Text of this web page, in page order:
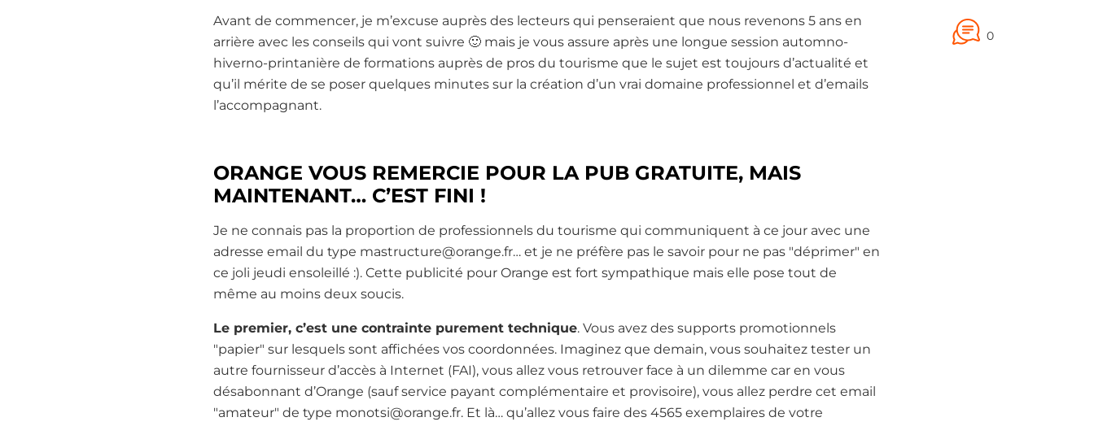
0
Avant de commencer, je m’excuse auprès des lecteurs qui penseraient que nous revenons 5 ans en
arrière avec les conseils qui vont suivre 🙂 mais je vous assure après une longue session automno-
hiverno-printanière de formations auprès de pros du tourisme que le sujet est toujours d’actualité et
qu’il mérite de se poser quelques minutes sur la création d’un vrai domaine professionnel et d’emails
l’accompagnant.
ORANGE VOUS REMERCIE POUR LA PUB GRATUITE, MAIS
MAINTENANT… C’EST FINI !
Je ne connais pas la proportion de professionnels du tourisme qui communiquent à ce jour avec une
adresse email du type mastructure@orange.fr… et je ne préfère pas le savoir pour ne pas "déprimer" en
ce joli jeudi ensoleillé :). Cette publicité pour Orange est fort sympathique mais elle pose tout de
même au moins deux soucis.
Le premier, c’est une contrainte purement technique. Vous avez des supports promotionnels
"papier" sur lesquels sont affichées vos coordonnées. Imaginez que demain, vous souhaitez tester un
autre fournisseur d’accès à Internet (FAI), vous allez vous retrouver face à un dilemme car en vous
désabonnant d’Orange (sauf service payant complémentaire et provisoire), vous allez perdre cet email
"amateur" de type monotsi@orange.fr. Et là… qu’allez vous faire des 4565 exemplaires de votre